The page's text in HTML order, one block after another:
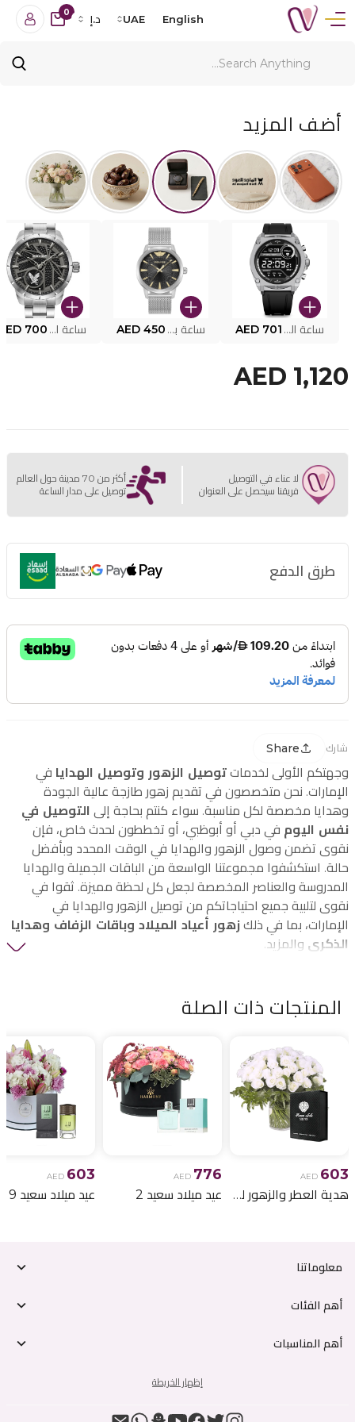
English
UAE د.إ
0
أضف المزيد
ساعة البوليس الذكية MY.AVATAR PEIUN0000101 AED 701 ساعة بوليس للرجال PEWJG0005002 AED 450 ساعة البوليس PEWJG2227302 700
AED 1,120
لا عناء في التوصيل
فريقنا سيحصل على العنوان
أكثر من 70 مدينة حول العالم
توصيل على مدار الساعة
طرق الدفع
شارك Share
وجهتكم الأولى لخدمات توصيل الزهور وتوصيل الهدايا في
الإمارات. نحن متخصصون في تقديم زهور طازجة عالية الجودة
وهدايا مخصصة لكل مناسبة. سواء كنتم بحاجة إلى التوصيل في
نفس اليوم في دبي أو أبوظبي، أو تخططون لحدث خاص، فإن
نقوى تضمن وصول الزهور والهدايا في الوقت المحدد وبأفضل
حالة. استكشفوا مجموعتنا الواسعة من الباقات الجميلة والهدايا
المدروسة والعناصر المخصصة لجعل كل لحظة مميزة. ثقوا في
نقوى لتلبية جميع احتياجاتكم من توصيل الزهور والهدايا في
الإمارات، بما في ذلك زهور أعياد الميلاد وباقات الزفاف وهدايا
الذكرى والمزيد.
المنتجات ذات الصلة
AED 603
هدية العطر والزهور لعيد الميلاد 6
AED 776
عيد ميلاد سعيد 2
AED 603
عيد ميلاد سعيد 9
معلوماتنا
أهم الفئات
أهم المناسبات
إظهار الخريطة